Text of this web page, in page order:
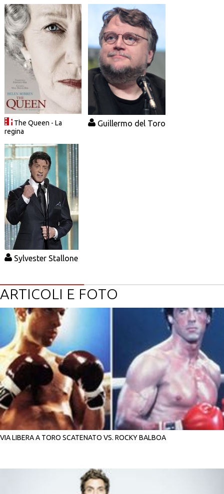
The Queen - La
regina
Guillermo del Toro
Sylvester Stallone
ARTICOLI E FOTO
VIA LIBERA A TORO SCATENATO VS. ROCKY BALBOA